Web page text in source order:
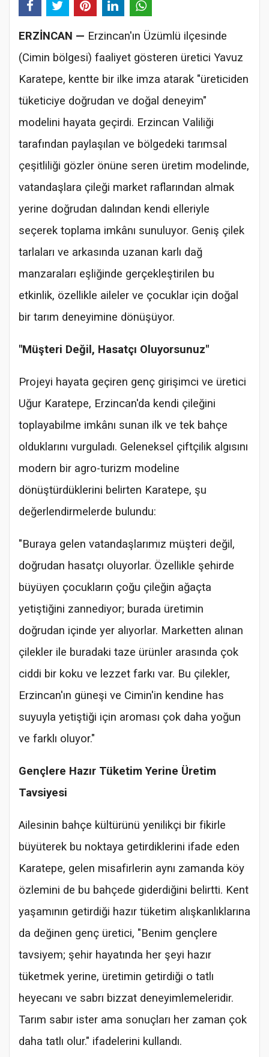
ERZİNCAN — Erzincan'ın Üzümlü ilçesinde
(Cimin bölgesi) faaliyet gösteren üretici Yavuz
Karatepe, kentte bir ilke imza atarak "üreticiden
tüketiciye doğrudan ve doğal deneyim"
modelini hayata geçirdi. Erzincan Valiliği
tarafından paylaşılan ve bölgedeki tarımsal
çeşitliliği gözler önüne seren üretim modelinde,
vatandaşlara çileği market raflarından almak
yerine doğrudan dalından kendi elleriyle
seçerek toplama imkânı sunuluyor. Geniş çilek
tarlaları ve arkasında uzanan karlı dağ
manzaraları eşliğinde gerçekleştirilen bu
etkinlik, özellikle aileler ve çocuklar için doğal
bir tarım deneyimine dönüşüyor.
"Müşteri Değil, Hasatçı Oluyorsunuz"
Projeyi hayata geçiren genç girişimci ve üretici
Uğur Karatepe, Erzincan'da kendi çileğini
toplayabilme imkânı sunan ilk ve tek bahçe
olduklarını vurguladı. Geleneksel çiftçilik algısını
modern bir agro-turizm modeline
dönüştürdüklerini belirten Karatepe, şu
değerlendirmelerde bulundu:
"Buraya gelen vatandaşlarımız müşteri değil,
doğrudan hasatçı oluyorlar. Özellikle şehirde
büyüyen çocukların çoğu çileğin ağaçta
yetiştiğini zannediyor; burada üretimin
doğrudan içinde yer alıyorlar. Marketten alınan
çilekler ile buradaki taze ürünler arasında çok
ciddi bir koku ve lezzet farkı var. Bu çilekler,
Erzincan'ın güneşi ve Cimin'in kendine has
suyuyla yetiştiği için aroması çok daha yoğun
ve farklı oluyor."
Gençlere Hazır Tüketim Yerine Üretim
Tavsiyesi
Ailesinin bahçe kültürünü yenilikçi bir fikirle
büyüterek bu noktaya getirdiklerini ifade eden
Karatepe, gelen misafirlerin aynı zamanda köy
özlemini de bu bahçede giderdiğini belirtti. Kent
yaşamının getirdiği hazır tüketim alışkanlıklarına
da değinen genç üretici, "Benim gençlere
tavsiyem; şehir hayatında her şeyi hazır
tüketmek yerine, üretimin getirdiği o tatlı
heyecanı ve sabrı bizzat deneyimlemeleridir.
Tarım sabır ister ama sonuçları her zaman çok
daha tatlı olur." ifadelerini kullandı.